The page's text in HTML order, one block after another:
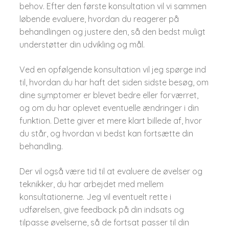
behov. Efter den første konsultation vil vi sammen
løbende evaluere, hvordan du reagerer på
behandlingen og justere den, så den bedst muligt
understøtter din udvikling og mål.
Ved en opfølgende konsultation vil jeg spørge ind
til, hvordan du har haft det siden sidste besøg, om
dine symptomer er blevet bedre eller forværret,
og om du har oplevet eventuelle ændringer i din
funktion. Dette giver et mere klart billede af, hvor
du står, og hvordan vi bedst kan fortsætte din
behandling.
Der vil også være tid til at evaluere de øvelser og
teknikker, du har arbejdet med mellem
konsultationerne. Jeg vil eventuelt rette i
udførelsen, give feedback på din indsats og
tilpasse øvelserne, så de fortsat passer til din